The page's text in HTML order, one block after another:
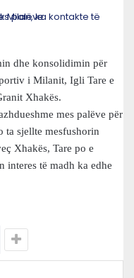
dhe konsolidimin për
i Milanit, Igli Tare e
Xhakës.
mes palëve për
ta sjellte mesfushorin
Xhakës, Tare po e
interes të madh ka edhe